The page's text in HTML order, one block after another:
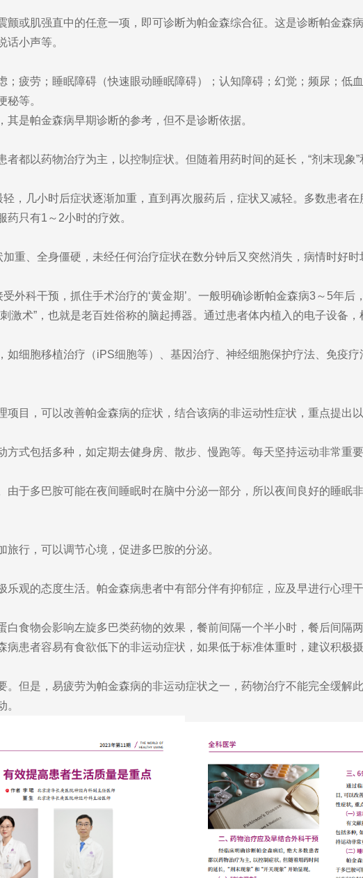
肌强直中的任意一项，即可诊断为帕金森综合征。这是诊断帕金森病
小声等。
劳；睡眠障碍（快速眼动睡眠障碍）；认知障碍；幻觉；频尿；低
秘等。
是帕金森病早期诊断的参考，但不是诊断依据。
以药物治疗为主，以控制症状。但随着用药时间的延长，“剂末现象”
几小时后症状逐渐加重，直到再次服药后，症状又减轻。多数患者
只有1～2小时的疗效。
、全身僵硬，未经任何治疗症状在数分钟后又突然消失，病情时好时
科干预，抓住手术治疗的‘黄金期’。一般明确诊断帕金森病3～5年后，
术”，也就是老百姓俗称的脑起搏器。通过患者体内植入的电子设备
胞移植治疗（iPS细胞等）、基因治疗、神经细胞保护疗法、免疫疗
，可以改善帕金森病的症状，结合该病的非运动性症状，重点提出以
包括多种，如定期去健身房、散步、慢跑等。每天坚持运动非常重要
多巴胺可能在夜间睡眠时在脑中分泌一部分，所以夜间良好的睡眠
行，可以调节心境，促进多巴胺的分泌。
的态度生活。帕金森病患者中有部分伴有抑郁症，应及早进行心理干
物会影响左旋多巴类药物的效果，餐前间隔一个半小时，餐后间隔
患者容易有食欲低下的非运动症状，如果低于标准体重时，建议积极摄
是，易疲劳为帕金森病的非运动症状之一，药物治疗不能完全缓解
。